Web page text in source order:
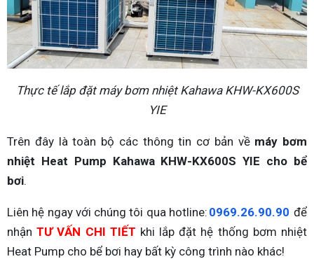
Thực tế lắp đặt máy bơm nhiệt Kahawa KHW-KX600S
YIE
Trên đây là toàn bộ các thông tin cơ bản về máy bơm
nhiệt Heat Pump Kahawa KHW-KX600S YIE cho bể
bơi.
Liên hệ ngay với chúng tôi qua hotline: 0969.26.90.90 để
nhậnTƯ VẤN CHI TIẾT khi lắp đặt hệ thống bơm nhiệt
Heat Pump cho bể bơi hay bất kỳ công trình nào khác!